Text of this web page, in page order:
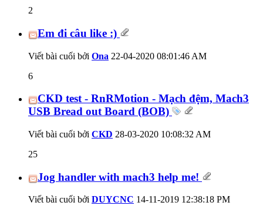
2
Em đi câu like :)
Viết bài cuối bởi Ona 22-04-2020 08:01:46 AM
6
CKD test - RnRMotion - Mạch đệm, Mach3
USB Bread out Board (BOB)
Viết bài cuối bởi CKD 28-03-2020 10:08:32 AM
25
Jog handler with mach3 help me!
Viết bài cuối bởi DUYCNC 14-11-2019 12:38:18 PM